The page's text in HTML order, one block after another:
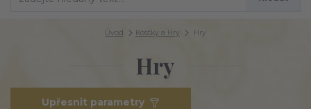
Úvod Kostky a Hry Hry
Hry
Upřesnit parametry